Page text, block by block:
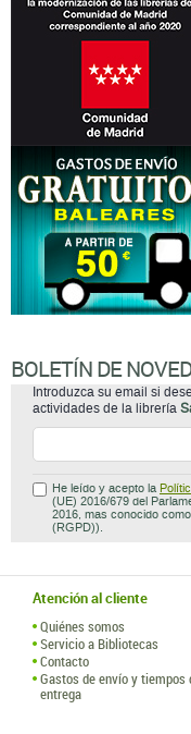
BOLETÍN DE
Introduzca su email si
actividades de la librería
He leído y acepto la
(UE) 2016/679 del
2016, mas conocido
(RGPD)).
Atención al cliente
Quiénes somos
Servicio a Bibliotecas
Contacto
Gastos de envío y tiempos
entrega